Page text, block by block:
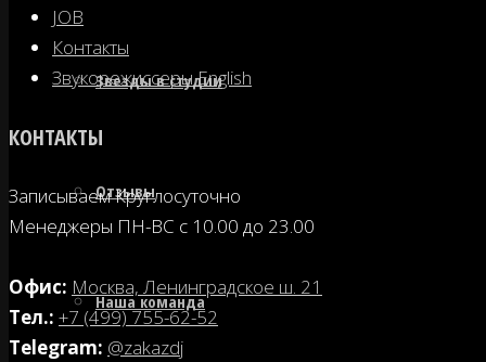
Звезды в студии
Отзывы
Наша команда
JOB
Контакты
Звукорежиссеры English
КОНТАКТЫ
Записываем Круглосуточно
Менеджеры ПН-ВС с 10.00 до 23.00
Офис: Москва, Ленинградское ш. 21
Tел.: +7 (499) 755-62-52
Telegram: @zakazdj